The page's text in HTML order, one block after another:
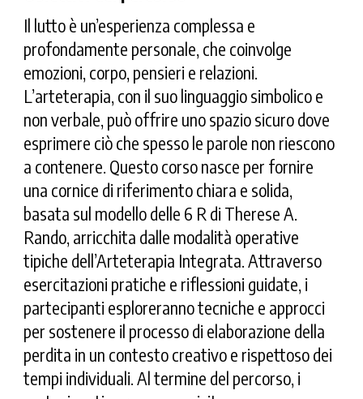
Il lutto è un’esperienza complessa e
profondamente personale, che coinvolge
emozioni, corpo, pensieri e relazioni.
L’arteterapia, con il suo linguaggio simbolico e
non verbale, può offrire uno spazio sicuro dove
esprimere ciò che spesso le parole non riescono
a contenere. Questo corso nasce per fornire
una cornice di riferimento chiara e solida,
basata sul modello delle 6 R di Therese A.
Rando, arricchita dalle modalità operative
tipiche dell’Arteterapia Integrata. Attraverso
esercitazioni pratiche e riflessioni guidate, i
partecipanti esploreranno tecniche e approcci
per sostenere il processo di elaborazione della
perdita in un contesto creativo e rispettoso dei
tempi individuali. Al termine del percorso, i